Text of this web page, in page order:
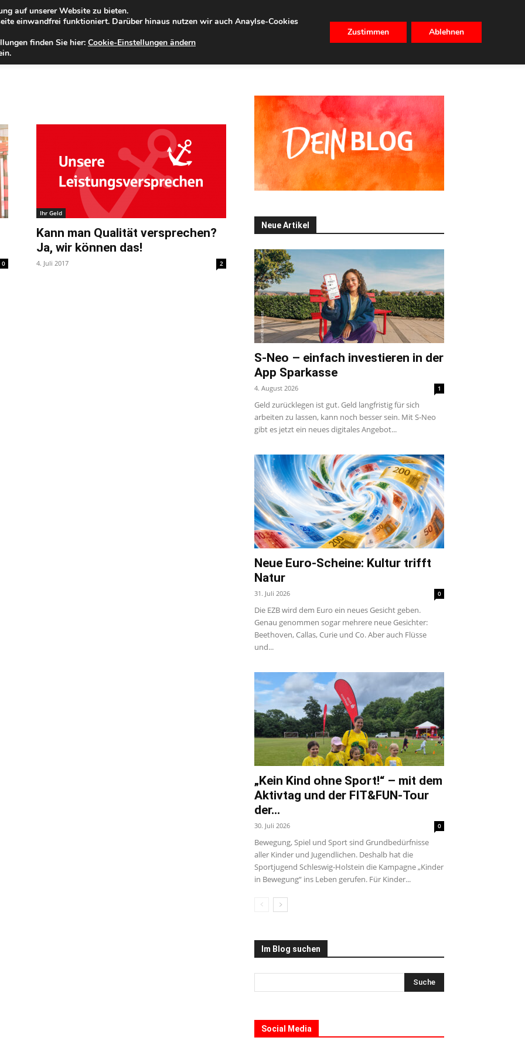
08.08.2026 Zur Internet-Filiale der Förde Sparkasse
IHRE REGION WERTPAPIERE FIRMENKUNDEN IMMOBILIEN
0
Ihr Geld
Kann man Qualität versprechen?
Ja, wir können das!
4. Juli 2017 2
Neue Artikel
S-Neo – einfach investieren in der
App Sparkasse
4. August 2026 1
Geld zurücklegen ist gut. Geld langfristig für sich
arbeiten zu lassen, kann noch besser sein. Mit S-Neo
gibt es jetzt ein neues digitales Angebot...
Neue Euro-Scheine: Kultur trifft
Natur
31. Juli 2026 0
Die EZB wird dem Euro ein neues Gesicht geben.
Genau genommen sogar mehrere neue Gesichter:
Beethoven, Callas, Curie und Co. Aber auch Flüsse
und...
„Kein Kind ohne Sport!“ – mit dem
Aktivtag und der FIT&FUN-Tour
der...
30. Juli 2026 0
Bewegung, Spiel und Sport sind Grundbedürfnisse
aller Kinder und Jugendlichen. Deshalb hat die
Sportjugend Schleswig-Holstein die Kampagne „Kinder
in Bewegung“ ins Leben gerufen. Für Kinder...
Im Blog suchen
Social Media
auf unserer Website zu bieten.
einwandfrei funktioniert. Darüber hinaus nutzen wir auch Anaylse-Cookies
finden Sie hier: Cookie-Einstellungen ändern
Zustimmen Ablehnen